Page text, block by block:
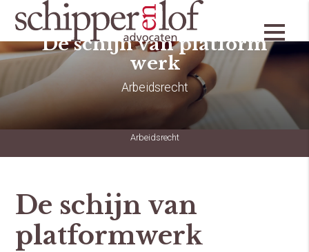
De schijn van platform
werk
Arbeidsrecht
Arbeidsrecht
De schijn van
platformwerk